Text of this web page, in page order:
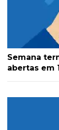
Semana
abertas em